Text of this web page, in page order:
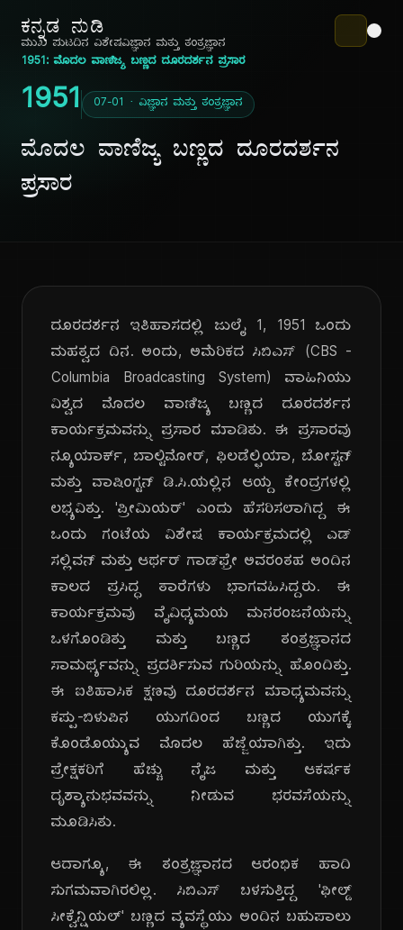
ಕನ್ನಡ ನುಡಿ
ಮುಖ ಪುಟದಿನ ವಿಶೇಷವಿಜ್ಞಾನ ಮತ್ತು ತಂತ್ರಜ್ಞಾನ
1951: ಮೊದಲ ವಾಣಿಜ್ಯ ಬಣ್ಣದ ದೂರದರ್ಶನ ಪ್ರಸಾರ
1951 07-01 · ವಿಜ್ಞಾನ ಮತ್ತು ತಂತ್ರಜ್ಞಾನ
ಮೊದಲ ವಾಣಿಜ್ಯ ಬಣ್ಣದ ದೂರದರ್ಶನ
ಪ್ರಸಾರ
ದೂರದರ್ಶನ ಇತಿಹಾಸದಲ್ಲಿ ಜುಲೈ 1, 1951 ಒಂದು
ಮಹತ್ವದ ದಿನ. ಅಂದು, ಅಮೆರಿಕದ ಸಿಬಿಎಸ್ (CBS -
Columbia Broadcasting System) ವಾಹಿನಿಯು
ವಿಶ್ವದ ಮೊದಲ ವಾಣಿಜ್ಯ ಬಣ್ಣದ ದೂರದರ್ಶನ
ಕಾರ್ಯಕ್ರಮವನ್ನು ಪ್ರಸಾರ ಮಾಡಿತು. ಈ ಪ್ರಸಾರವು
ನ್ಯೂಯಾರ್ಕ್, ಬಾಲ್ಟಿಮೋರ್, ಫಿಲಡೆಲ್ಫಿಯಾ, ಬೋಸ್ಟನ್
ಮತ್ತು ವಾಷಿಂಗ್ಟನ್ ಡಿ.ಸಿ.ಯಲ್ಲಿನ ಆಯ್ದ ಕೇಂದ್ರಗಳಲ್ಲಿ
ಲಭ್ಯವಿತ್ತು. 'ಪ್ರೀಮಿಯರ್' ಎಂದು ಹೆಸರಿಸಲಾಗಿದ್ದ ಈ
ಒಂದು ಗಂಟೆಯ ವಿಶೇಷ ಕಾರ್ಯಕ್ರಮದಲ್ಲಿ ಎಡ್
ಸಲ್ಲಿವನ್ ಮತ್ತು ಆರ್ಥರ್ ಗಾಡ್‌ಫ್ರೇ ಅವರಂತಹ ಅಂದಿನ
ಕಾಲದ ಪ್ರಸಿದ್ಧ ತಾರೆಗಳು ಭಾಗವಹಿಸಿದ್ದರು. ಈ
ಕಾರ್ಯಕ್ರಮವು ವೈವಿಧ್ಯಮಯ ಮನರಂಜನೆಯನ್ನು
ಒಳಗೊಂಡಿತ್ತು ಮತ್ತು ಬಣ್ಣದ ತಂತ್ರಜ್ಞಾನದ
ಸಾಮರ್ಥ್ಯವನ್ನು ಪ್ರದರ್ಶಿಸುವ ಗುರಿಯನ್ನು ಹೊಂದಿತ್ತು.
ಈ ಐತಿಹಾಸಿಕ ಕ್ಷಣವು ದೂರದರ್ಶನ ಮಾಧ್ಯಮವನ್ನು
ಕಪ್ಪು-ಬಿಳುಪಿನ ಯುಗದಿಂದ ಬಣ್ಣದ ಯುಗಕ್ಕೆ
ಕೊಂಡೊಯ್ಯುವ ಮೊದಲ ಹೆಜ್ಜೆಯಾಗಿತ್ತು. ಇದು
ಪ್ರೇಕ್ಷಕರಿಗೆ ಹೆಚ್ಚು ನೈಜ ಮತ್ತು ಆಕರ್ಷಕ
ದೃಶ್ಯಾನುಭವವನ್ನು ನೀಡುವ ಭರವಸೆಯನ್ನು
ಮೂಡಿಸಿತು.
ಆದಾಗ್ಯೂ, ಈ ತಂತ್ರಜ್ಞಾನದ ಆರಂಭಿಕ ಹಾದಿ
ಸುಗಮವಾಗಿರಲಿಲ್ಲ. ಸಿಬಿಎಸ್ ಬಳಸುತ್ತಿದ್ದ 'ಫೀಲ್ಡ್
ಸೀಕ್ವೆನ್ಷಿಯಲ್' ಬಣ್ಣದ ವ್ಯವಸ್ಥೆಯು ಅಂದಿನ ಬಹುಪಾಲು